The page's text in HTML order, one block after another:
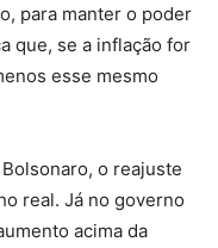
para manter o poder
que, se a inflação for
esse mesmo
o reajuste
real. Já no governo
acima da